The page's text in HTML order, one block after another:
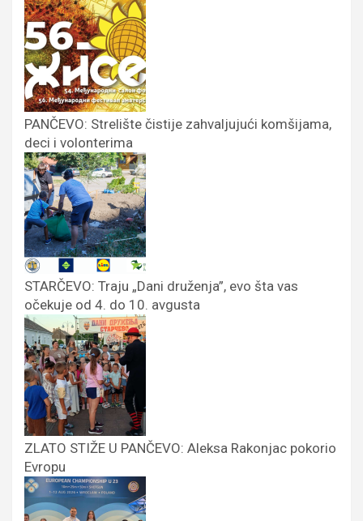
PANČEVO: Strelište čistije zahvaljujući komšijama,
deci i volonterima
STARČEVO: Traju „Dani druženja”, evo šta vas
očekuje od 4. do 10. avgusta
ZLATO STIŽE U PANČEVO: Aleksa Rakonjac pokorio
Evropu